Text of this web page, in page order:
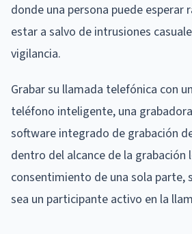
donde una persona puede esperar
estar a salvo de intrusiones
vigilancia.
Grabar su llamada telefónica con
teléfono inteligente, una
software integrado de grabación
dentro del alcance de la grabación
consentimiento de una sola parte,
sea un participante activo en la